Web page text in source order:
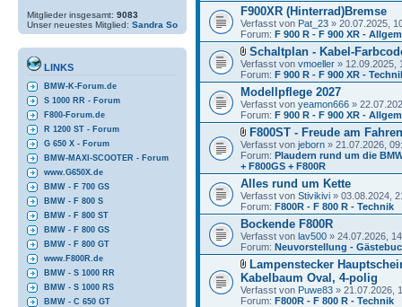
Mitglieder insgesamt: 9083
Unser neuestes Mitglied: Sandra So
LINKS
BMW-K-Forum.de
S 1000 RR - Forum
F800-Forum.de
R 1200 ST - Forum
G 650 X - Forum
BMW-MAXI-SCOOTER - Forum
www.G650X.de
BMW - F 700 GS
BMW - F 800 S
BMW - F 800 ST
BMW - F 800 GS
BMW - F 800 GT
www.F800R.de
BMW - S 1000 RR
BMW - S 1000 RS
BMW - C 650 GT
F900XR (Hinterrad)Bremse
Verfasst von Pat_23 » 20.07.2025,
Forum: F 900 R - F 900 XR -
Schaltplan - Kabel-
Verfasst von vmoeller » 12.09.2025,
Forum: F 900 R - F 900 XR -
Modellpflege 2027
Verfasst von yeamon666 »
Forum: F 900 R - F 900 XR -
F800ST - Freude am Fahren
Verfasst von jeborn » 21.07.2026,
Forum: Plaudern rund um die
+ F800GS + F800R
Alles rund um Kette
Verfasst von Stivikivi » 03.08.2024,
Forum: F800R - F 800 R - Technik
Bockende F800R
Verfasst von lav500 » 24.07.2026,
Forum: Neuvorstellung -
Lampenstecker
Kabelbaum Oval, 4-polig
Verfasst von Puwe83 » 21.07.2026,
Forum: F800R - F 800 R - Technik